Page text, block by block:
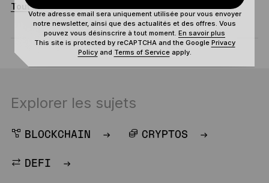
Tout sur : Sécurité
Explorer les sujets
BLOCKCHAIN CRYPTOS
DEFI
Votre adresse email sera uniquement utilisée pour vous envoyer
notre newsletter, ainsi que des actualités et des offres. Vous
pouvez vous désinscrire à tout moment. En savoir plus
This site is protected by reCAPTCHA and the Google Privacy
Policyand Terms of Serviceapply.